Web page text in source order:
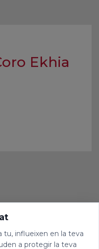
Ekhia
tu, influeixen en la teva
a protegir la teva